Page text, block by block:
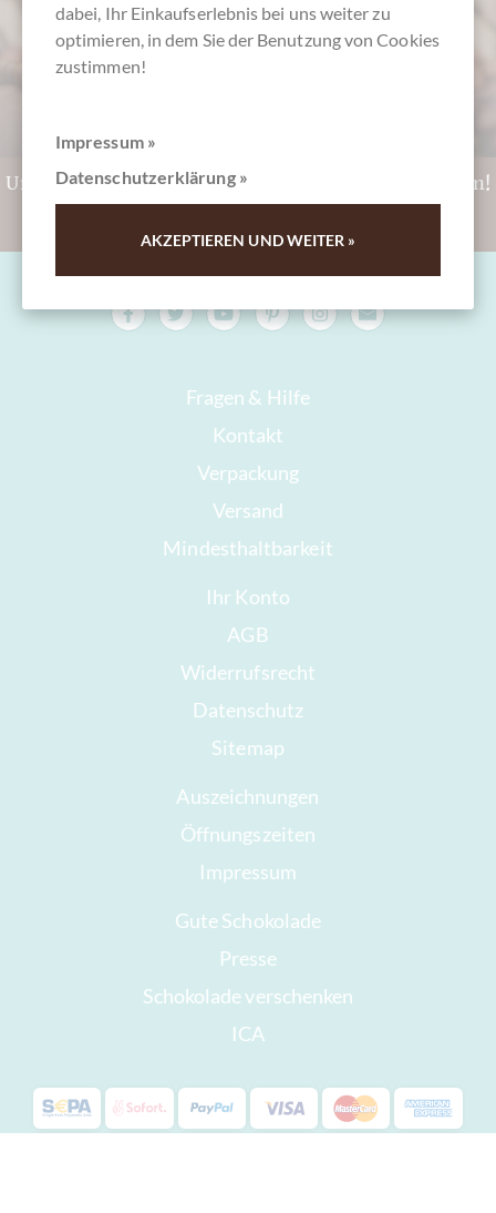
Unentschlossen? CHOCOLATS-DE-LUXE.DE Gutschein!
Fragen & Hilfe
Kontakt
Verpackung
Versand
Mindesthaltbarkeit
Ihr Konto
AGB
Widerrufsrecht
Datenschutz
Sitemap
Auszeichnungen
Öffnungszeiten
Impressum
Gute Schokolade
Presse
Schokolade verschenken
ICA
dabei, Ihr Einkaufserlebnis bei uns weiter zu
optimieren, in dem Sie der Benutzung von Cookies
zustimmen!
Impressum »
Datenschutzerklärung »
AKZEPTIEREN UND WEITER »